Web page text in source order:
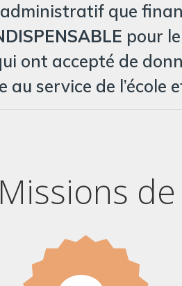
administratif que
pour
ont accepté de
au service de l’école
de